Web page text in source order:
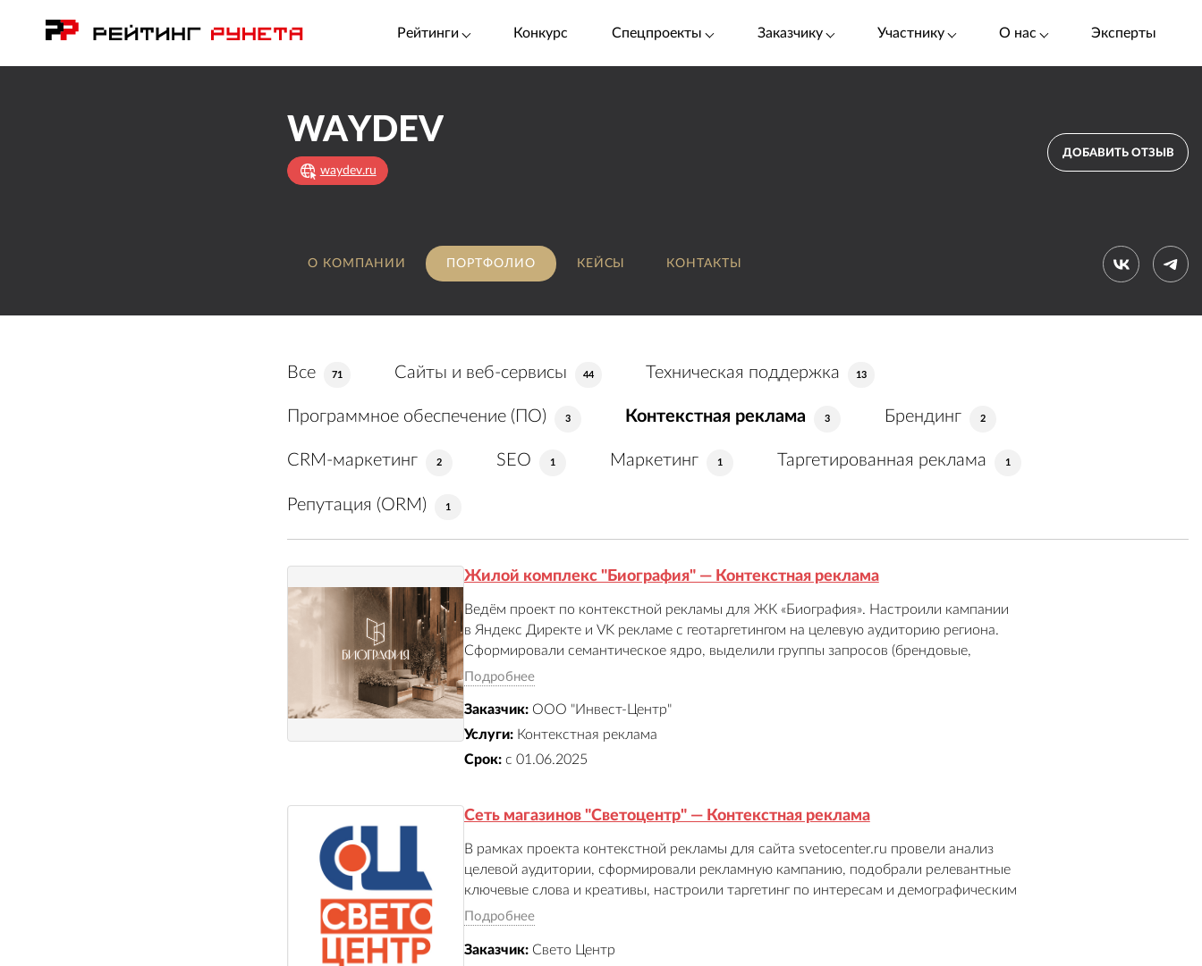
Рейтинги Конкурс Спецпроекты Заказчику Участнику О нас Эксперты
WAYDEV
waydev.ru
ДОБАВИТЬ ОТЗЫВ
О КОМПАНИИ ПОРТФОЛИО КЕЙСЫ КОНТАКТЫ
Все 71 Сайты и веб-сервисы 44 Техническая поддержка 13
Программное обеспечение (ПО) 3 Контекстная реклама 3 Брендинг 2
CRM-маркетинг 2 SEO 1 Маркетинг 1 Таргетированная реклама 1
Репутация (ORM) 1
Жилой комплекс "Биография" — Контекстная реклама
Ведём проект по контекстной рекламы для ЖК «Биография». Настроили кампании
в Яндекс Директе и VK рекламе с геотаргетингом на целевую аудиторию региона.
Сформировали семантическое ядро, выделили группы запросов (брендовые,
коммерческие, геозависимые). Создали объявления с УТП ЖК, интегрировали
UTM‑метки. Запустили ретаргетинг, настроили отслеживание конверсий через
Яндекс Метрику и CRM. Оптимизировали ставки, контролировали бюджет.
Обеспечили приток целевых лидов — заявок на просмотр квартир.
Подробнее
Заказчик: ООО "Инвест-Центр"
Услуги: Контекстная реклама
Срок: с 01.06.2025
Сеть магазинов "Светоцентр" — Контекстная реклама
В рамках проекта контекстной рекламы для сайта svetocenter.ru провели анализ
целевой аудитории, сформировали рекламную кампанию, подобрали релевантные
ключевые слова и креативы, настроили таргетинг по интересам и демографическим
параметрам, отслеживали эффективность объявлений и оптимизировали кампанию
трафик на сайт.
Подробнее
Заказчик: Свето Центр